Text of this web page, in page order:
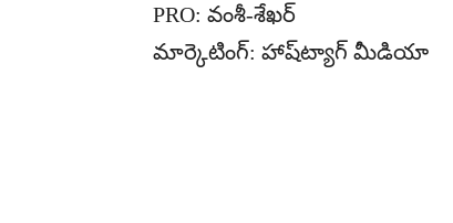
PRO: వంశీ-శేఖర్
మార్కెటింగ్: హాష్‌ట్యాగ్ మీడియా